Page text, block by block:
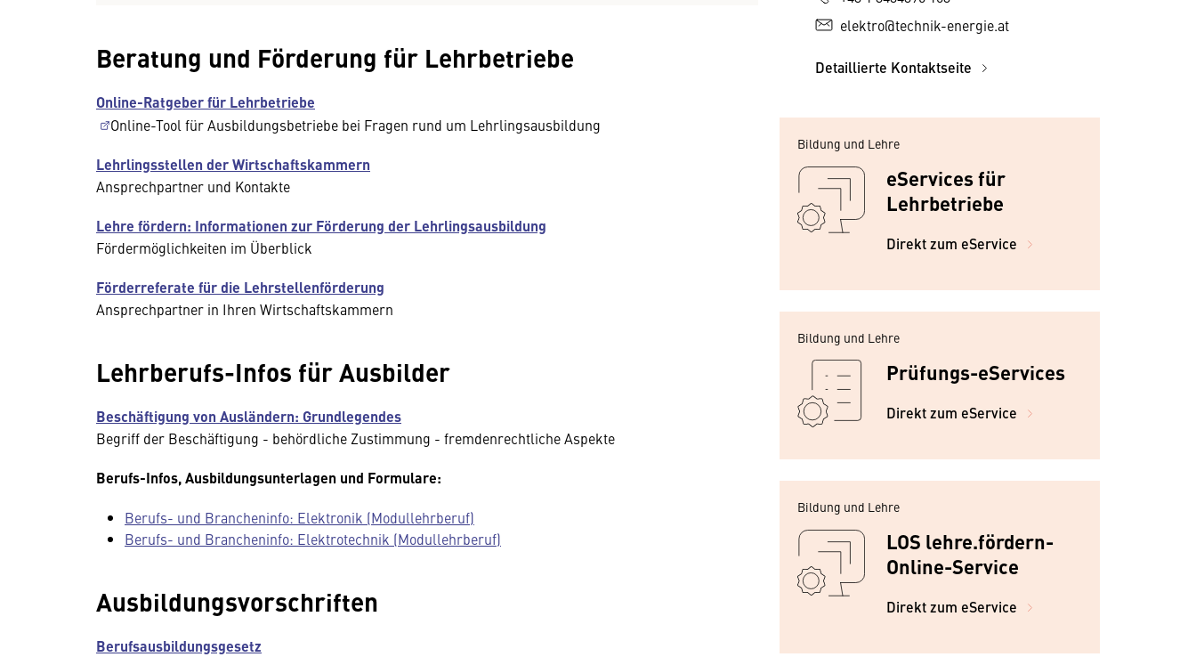
Beratung und Förderung für Lehrbetriebe
Online-Ratgeber für Lehrbetriebe
Online-Tool für Ausbildungsbetriebe bei Fragen rund um Lehrlingsausbildung
Lehrlingsstellen der Wirtschaftskammern
Ansprechpartner und Kontakte
Lehre fördern: Informationen zur Förderung der Lehrlingsausbildung
Fördermöglichkeiten im Überblick
Förderreferate für die Lehrstellenförderung
Ansprechpartner in Ihren Wirtschaftskammern
Lehrberufs-Infos für Ausbilder
Beschäftigung von Ausländern: Grundlegendes
Begriff der Beschäftigung - behördliche Zustimmung - fremdenrechtliche Aspekte
Berufs-Infos, Ausbildungsunterlagen und Formulare:
Berufs- und Brancheninfo: Elektronik (Modullehrberuf)
Berufs- und Brancheninfo: Elektrotechnik (Modullehrberuf)
Ausbildungsvorschriften
Berufsausbildungsgesetz
elektro@technik-energie.at
Detaillierte Kontaktseite
Bildung und Lehre
eServices für
Lehrbetriebe
Direkt zum eService
Bildung und Lehre
Prüfungs-eServices
Direkt zum eService
Bildung und Lehre
LOS lehre.fördern-
Online-Service
Direkt zum eService